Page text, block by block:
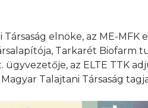
Társaság elnöke, az ME-MFK
Tarkarét Biofarm
ügyvezetője, az ELTE TTK
Magyar Talajtani Társaság